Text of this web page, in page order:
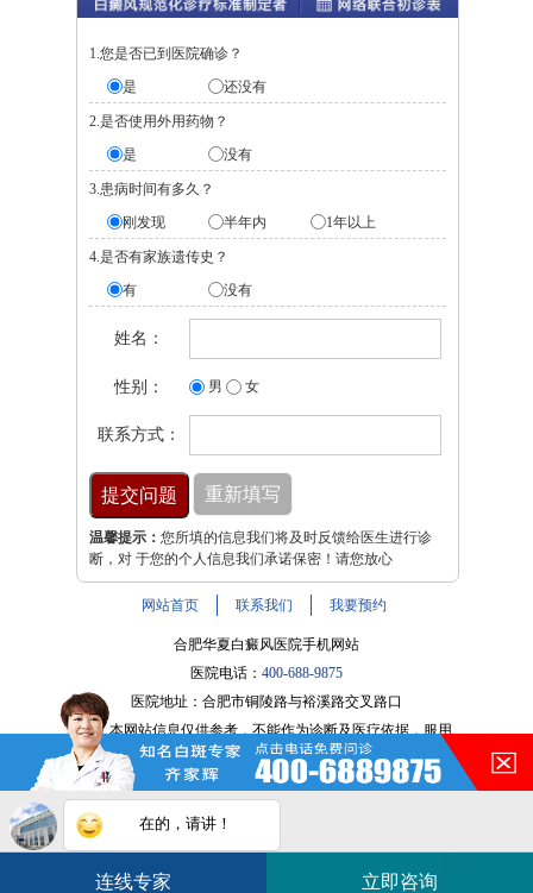
1.您是否已到医院确诊？
是
还没有
2.是否使用外用药物？
是
没有
3.患病时间有多久？
刚发现
半年内 1年以上
4.是否有家族遗传史？
有
没有
姓名：
性别： 男 女
联系方式：
温馨提示： 您所填的信息我们将及时反馈给医生进行诊
断，对 于您的个人信息我们承诺保密！请您放心
网站首页 联系我们 我要预约
合肥华夏白癜风医院手机网站
医院电话： 400-688-9875
医院地址：合肥市铜陵路与裕溪路交叉路口
注：本网站信息仅供参考，不能作为诊断及医疗依据，服用
药物或进行治疗时请遵医嘱。如有转载或引用文章涉及版权
问题，请与我们联系。
皖ICP备16014022号-9
皖公网安备 34010202600947号
在的，请讲！
您的白斑在什么部位？
连线专家 立即咨询
白斑在线问医生